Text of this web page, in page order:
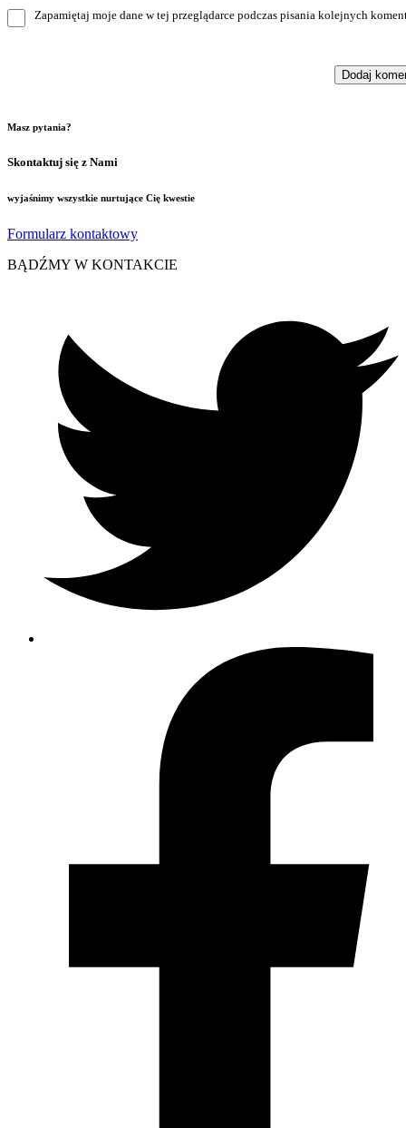
Zapamiętaj moje dane w tej przeglądarce podczas pisania kolejnych
Masz pytania?
Skontaktuj się z Nami
wyjaśnimy wszystkie nurtujące Cię kwestie
Formularz kontaktowy
BĄDŹMY W KONTAKCIE